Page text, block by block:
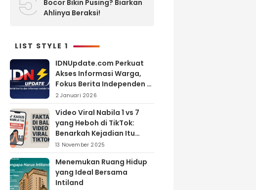
Bocor Bikin Pusing? Biarkan
Ahlinya Beraksi!
LIST STYLE 1
IDNUpdate.com Perkuat
Akses Informasi Warga,
Fokus Berita Independen di
Kabupaten Banyuasin
2 Januari 2026
Video Viral Nabila 1 vs 7
yang Heboh di TikTok:
Benarkah Kejadian Itu
Nyata?
13 November 2025
Menemukan Ruang Hidup
yang Ideal Bersama
Intiland